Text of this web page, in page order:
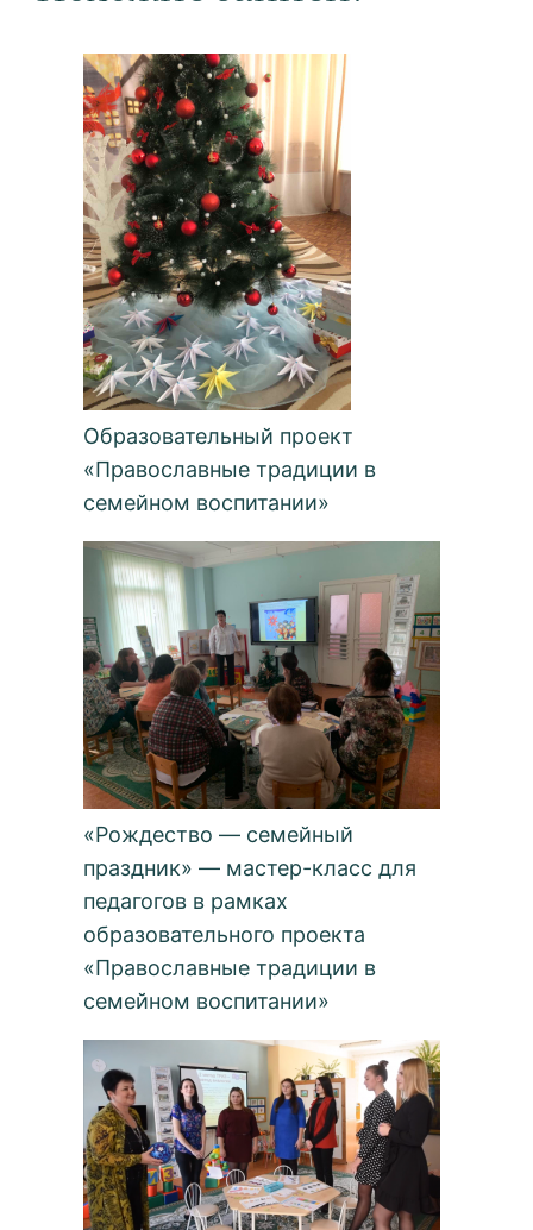
Образовательный проект
«Православные традиции в
семейном воспитании»
«Рождество — семейный
праздник» — мастер-класс для
педагогов в рамках
образовательного проекта
«Православные традиции в
семейном воспитании»